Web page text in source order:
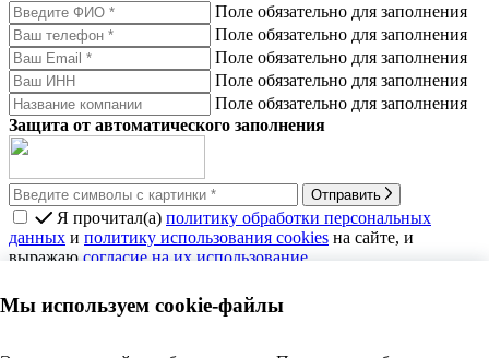
Поле обязательно для заполнения
Поле обязательно для заполнения
Поле обязательно для заполнения
Поле обязательно для заполнения
Поле обязательно для заполнения
Защита от автоматического заполнения
Отправить
Я прочитал(а) политику обработки персональных
данных и политику использования cookies на сайте, и
выражаю согласие на их использование
новостями, акциями, полезными статьями, с
рассылкиознакомлен(а)
Мы используем cookie-файлы